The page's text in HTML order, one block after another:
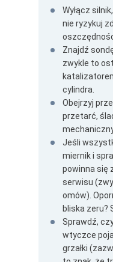
Wyłącz
nie ryzykuj
Znajdź
zwykle to
cylindra.
Obejrzyj
przetarć,
Jeśli
miernik i
powinna się
serwisu
omów).
bliska zeru?
Sprawdź,
wtyczce
grzałki